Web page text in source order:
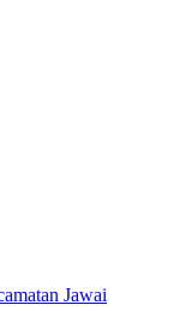
Jawai